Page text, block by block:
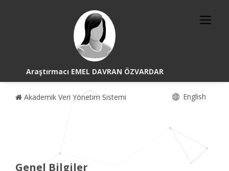
Araştırmacı EMEL DAVRAN ÖZVARDAR
Akademik Veri Yönetim Sistemi English
Genel Bilgiler